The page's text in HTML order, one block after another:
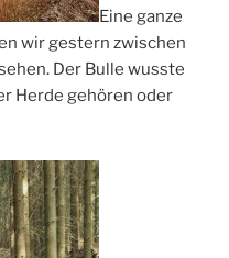
Eine ganze
wir gestern zwischen
Der Bulle wusste
Herde gehören oder